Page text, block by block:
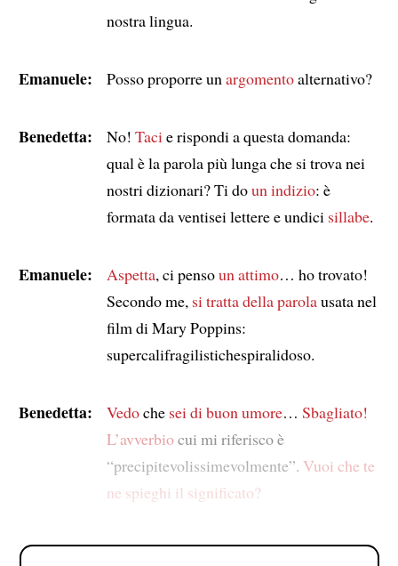
nostra lingua.
Emanuele: Posso proporre un argomentoalternativo?
Benedetta: No! Taci e rispondi a questa domanda:
qual è la parola più lunga che si trova nei
nostri dizionari? Ti doun indizio: è
formata da ventisei lettere e undici sillabe.
Emanuele: Aspetta, ci pensoun attimo… ho trovato!
Secondo me, si tratta della parolausata nel
film di Mary Poppins:
supercalifragilistichespiralidoso.
Benedetta: Vedoche sei di buon umore… Sbagliato!
L’avverbiocui mi riferisco è
“precipitevolissimevolmente”. Vuoi che te
ne spieghi il significato?